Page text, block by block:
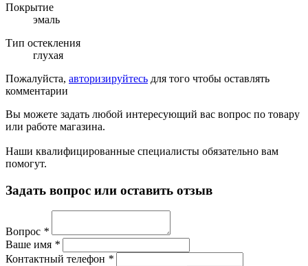
Покрытие
эмаль
Тип остекления
глухая
Пожалуйста, авторизируйтесь для того чтобы оставлять
комментарии
Вы можете задать любой интересующий вас вопрос по товару
или работе магазина.
Наши квалифицированные специалисты обязательно вам
помогут.
Задать вопрос или оставить отзыв
Вопрос *
Ваше имя *
Контактный телефон *